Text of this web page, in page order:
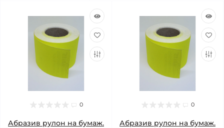
0
Абразив рулон на бумаж.
0
Абразив рулон на бумаж.